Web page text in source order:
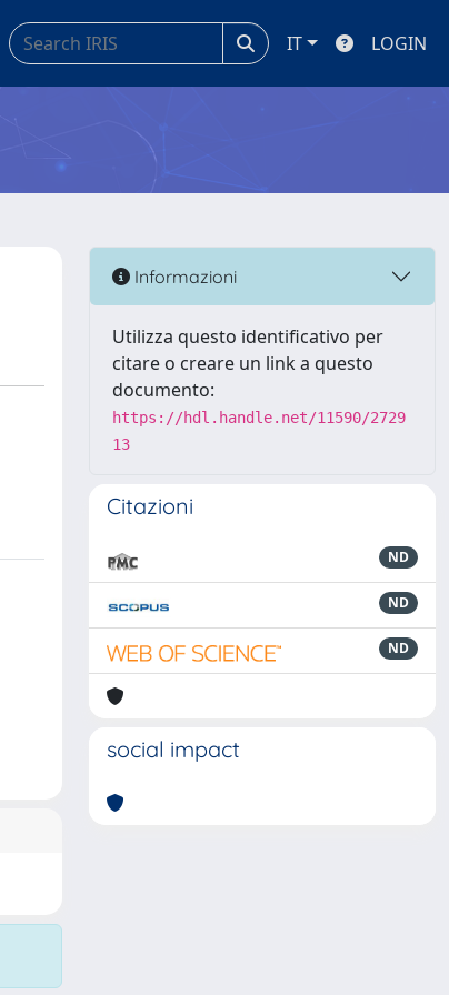
IT LOGIN
Informazioni
Utilizza questo identificativo per
citare o creare un link a questo
documento:
https://hdl.handle.net/11590/2729
13
Citazioni
ND
ND
ND
social impact